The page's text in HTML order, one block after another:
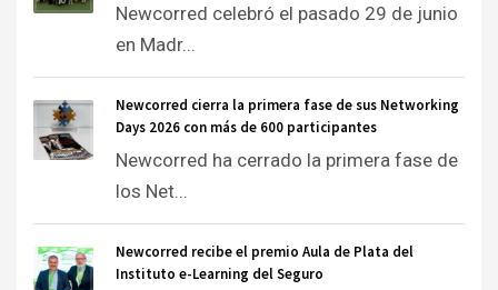
Newcorred celebró el pasado 29 de junio
en Madr...
Newcorred cierra la primera fase de sus Networking
Days 2026 con más de 600 participantes
Newcorred ha cerrado la primera fase de
los Net...
Newcorred recibe el premio Aula de Plata del
Instituto e-Learning del Seguro